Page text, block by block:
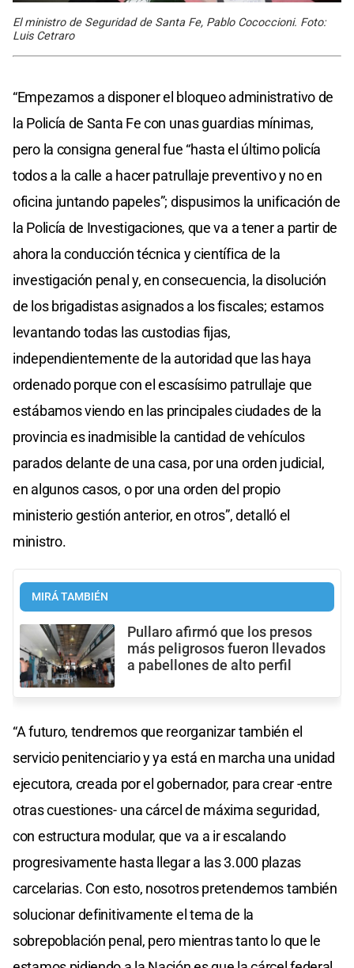
El ministro de Seguridad de Santa Fe, Pablo Cococcioni. Foto:
Luis Cetraro
“Empezamos a disponer el bloqueo administrativo de
la Policía de Santa Fe con unas guardias mínimas,
pero la consigna general fue “hasta el último policía
todos a la calle a hacer patrullaje preventivo y no en
oficina juntando papeles”; dispusimos la unificación de
la Policía de Investigaciones, que va a tener a partir de
ahora la conducción técnica y científica de la
investigación penal y, en consecuencia, la disolución
de los brigadistas asignados a los fiscales; estamos
levantando todas las custodias fijas,
independientemente de la autoridad que las haya
ordenado porque con el escasísimo patrullaje que
estábamos viendo en las principales ciudades de la
provincia es inadmisible la cantidad de vehículos
parados delante de una casa, por una orden judicial,
en algunos casos, o por una orden del propio
ministerio gestión anterior, en otros”, detalló el
ministro.
MIRÁ TAMBIÉN
Pullaro afirmó que los presos
más peligrosos fueron llevados
a pabellones de alto perfil
“A futuro, tendremos que reorganizar también el
servicio penitenciario y ya está en marcha una unidad
ejecutora, creada por el gobernador, para crear -entre
otras cuestiones- una cárcel de máxima seguridad,
con estructura modular, que va a ir escalando
progresivamente hasta llegar a las 3.000 plazas
carcelarias. Con esto, nosotros pretendemos también
solucionar definitivamente el tema de la
sobrepoblación penal, pero mientras tanto lo que le